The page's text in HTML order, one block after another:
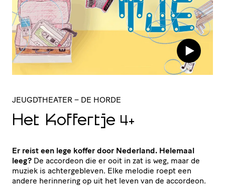
JEUGDTHEATER – DE HORDE
Het Koffertje 4+
Er reist een lege koffer door Nederland. Helemaal
leeg? De accordeon die er ooit in zat is weg, maar de
muziek is achtergebleven. Elke melodie roept een
andere herinnering op uit het leven van de accordeon.